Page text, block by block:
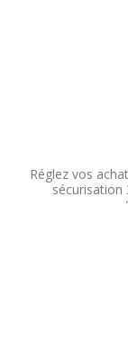
Réglez vos
sécurisation